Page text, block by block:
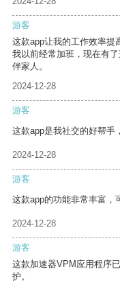
游客
这款app让我的工作效率提
我以前经常加班，现在有
伴家人。
2024-12-28
游客
这款app是我社交的好帮手
2024-12-28
游客
这款app的功能非常丰富，
2024-12-28
游客
这款加速器VPM应用程序
护。